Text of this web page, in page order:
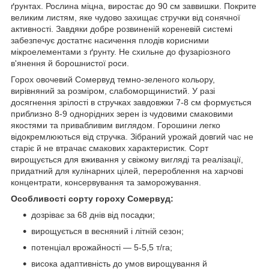
ґрунтах. Рослина міцна, виростає до 90 см заввишки. Покрите
великим листям, яке чудово захищає стручки від сонячної
активності. Завдяки добре розвиненій кореневій системі
забезпечує достатнє насичення плодів корисними
мікроелементами з ґрунту. Не схильне до фузаріозного
в'янення й борошнистої роси.
Горох овочевий Сомервуд темно-зеленого кольору,
вирівняний за розміром, слабоморщинистий. У разі
досягнення зрілості в стручках завдовжки 7-8 см формується
приблизно 8-9 однорідних зерен із чудовими смаковими
якостями та привабливим виглядом. Горошини легко
відокремлюються від стручка. Зібраний урожай довгий час не
старіє й не втрачає смакових характеристик. Сорт
вирощується для вживання у свіжому вигляді та реалізації,
придатний для кулінарних цілей, перероблення на харчові
концентрати, консервування та заморожування.
Особливості сорту гороху Сомервуд:
дозріває за 68 днів від посадки;
вирощується в весняний і літній сезон;
потенціал врожайності — 5-5,5 т/га;
висока адаптивність до умов вирощування й